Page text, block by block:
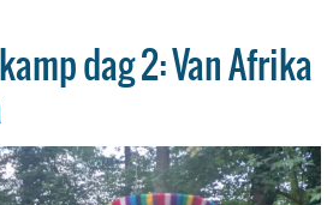
dag 2: Van Afrika